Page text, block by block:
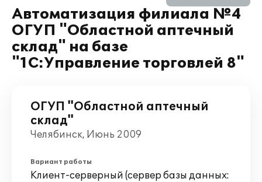
Автоматизация филиала №4
ОГУП "Областной аптечный
склад" на базе
"1С:Управление торговлей 8"
ОГУП "Областной аптечный
склад"
Челябинск, Июнь 2009
Вариант работы
Клиент-серверный (сервер базы данных: